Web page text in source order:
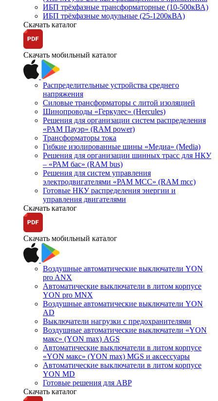
ИБП трёхфазные трансформаторные (10-500кВА)
ИБП трёхфазные модульные (25-1200кВА)
Скачать каталог
Скачать мобильный каталог
Распределительные устройства среднего
напряжения
Силовые трансформаторы с литой изоляцией
Шинопроводы «Геркулес» (Hercules)
Решения для организации систем распределения
«РАМ Пауэр» (RAM power)
Трансформаторы тока
Гибкие изолированные шины «Медиа» (Media)
Решения для организации шинных трасс для НКУ
– «РАМ бас» (RAM bus)
Решения для систем управления
электродвигателями «РАМ МСС» (RAM mcc)
Готовые НКУ распределения энергии и
управления двигателями
Скачать каталог
Скачать мобильный каталог
Воздушные автоматические выключатели YON
pro ANX
Автоматические выключатели в литом корпусе
YON pro MNX
Воздушные автоматические выключатели YON
AD
Выключатели нагрузки с предохранителями
Воздушные автоматические выключатели «YON
макс» (YON max) AGS
Автоматические выключатели в литом корпусе
«YON макс» (YON max) MGS и аксессуары
Автоматические выключатели в литом корпусе
YON MD
Готовые решения для АВР
Скачать каталог